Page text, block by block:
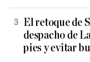
El retoque de
despacho de
pies y evitar